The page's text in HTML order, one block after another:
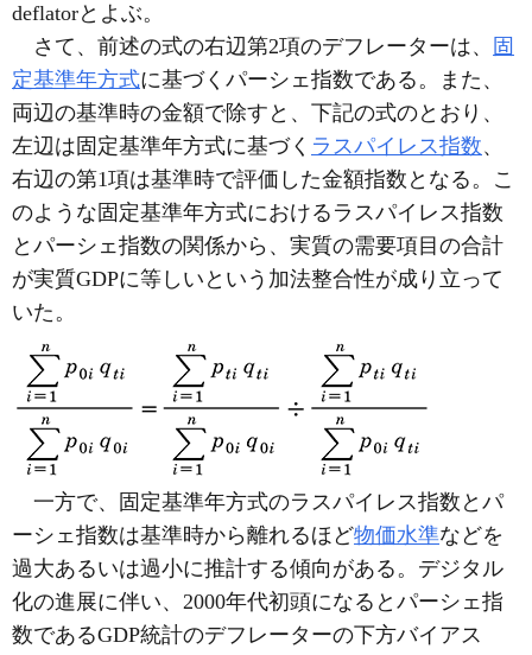
deflatorとよぶ。
さて、前述の式の右辺第2項のデフレーターは、
固
定基準年方式に基づくパーシェ指数である。また、
両辺の基準時の金額で除すと、下記の式のとおり、
左辺は固定基準年方式に基づく ラスパイレス指数、
右辺の第1項は基準時で評価した金額指数となる。こ
のような固定基準年方式におけるラスパイレス指数
とパーシェ指数の関係から、実質の需要項目の合計
が実質GDPに等しいという加法整合性が成り立って
いた。
一方で、固定基準年方式のラスパイレス指数とパ
ーシェ指数は基準時から離れるほど物価水準などを
過大あるいは過小に推計する傾向がある。デジタル
化の進展に伴い、2000年代初頭になるとパーシェ指
数であるGDP統計のデフレーターの下方バイアス